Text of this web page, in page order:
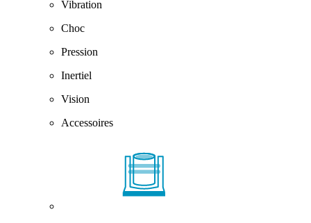
Vibration
Choc
Pression
Inertiel
Vision
Accessoires